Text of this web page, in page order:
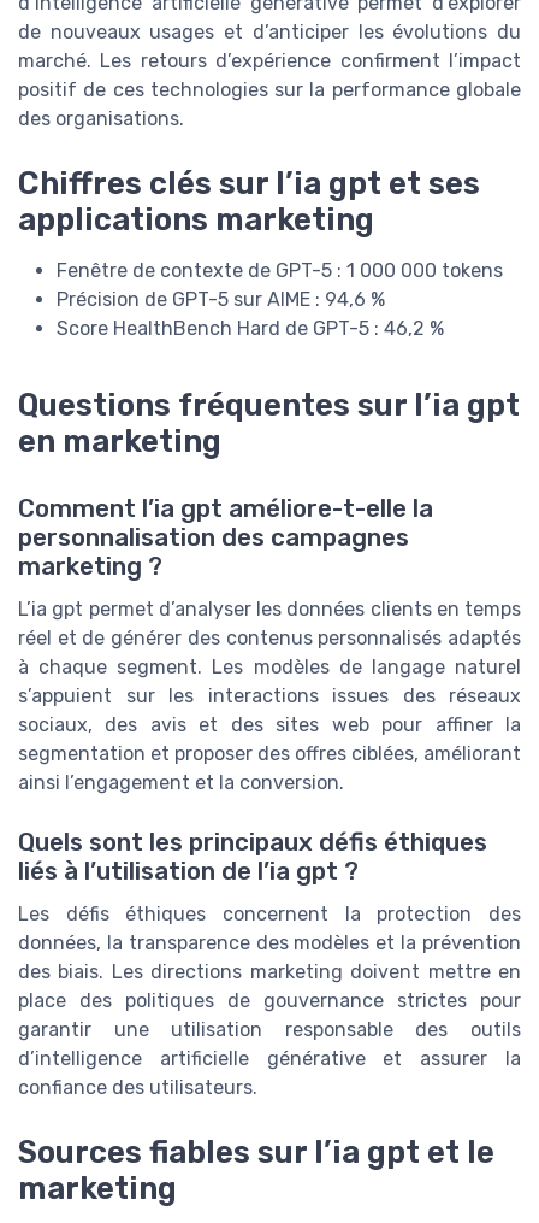
de nouveaux usages et d’anticiper les évolutions du
marché. Les retours d’expérience confirment l’impact
positif de ces technologies sur la performance globale
des organisations.
Chiffres clés sur l’ia gpt et ses
applications marketing
Fenêtre de contexte de GPT-5 : 1 000 000 tokens
Précision de GPT-5 sur AIME : 94,6 %
Score HealthBench Hard de GPT-5 : 46,2 %
Questions fréquentes sur l’ia gpt
en marketing
Comment l’ia gpt améliore-t-elle la
personnalisation des campagnes
marketing ?
L’ia gpt permet d’analyser les données clients en temps
réel et de générer des contenus personnalisés adaptés
à chaque segment. Les modèles de langage naturel
s’appuient sur les interactions issues des réseaux
sociaux, des avis et des sites web pour affiner la
segmentation et proposer des offres ciblées, améliorant
ainsi l’engagement et la conversion.
Quels sont les principaux défis éthiques
liés à l’utilisation de l’ia gpt ?
Les défis éthiques concernent la protection des
données, la transparence des modèles et la prévention
des biais. Les directions marketing doivent mettre en
place des politiques de gouvernance strictes pour
garantir une utilisation responsable des outils
d’intelligence artificielle générative et assurer la
confiance des utilisateurs.
Sources fiables sur l’ia gpt et le
marketing